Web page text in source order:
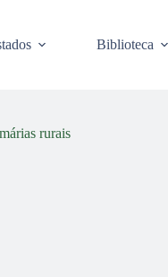
Biblioteca
rurais